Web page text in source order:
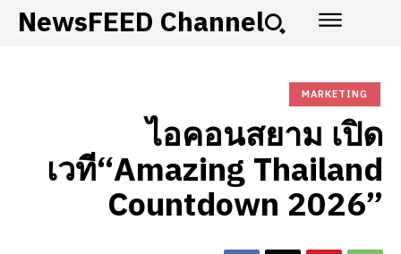
NewsFEED Channel
MARKETING
ไอคอนสยาม เปิด
เวที“Amazing Thailand
Countdown 2026”